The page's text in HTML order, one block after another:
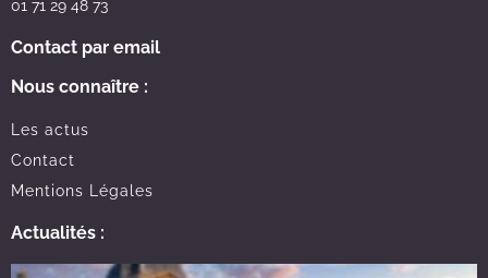
01 71 29 48 73
Contact par email
Nous connaître :
Les actus
Contact
Mentions Légales
Actualités :